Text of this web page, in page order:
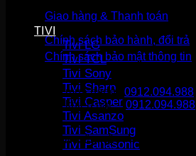
TIVI
Tivi LG
Tivi TCL
Tivi Sony
Tivi Sharp
Tivi Casper
Tivi Asanzo
Tivi SamSung
Tivi Panasonic
Giao hàng & Thanh toán
Chính sách bảo hành, đổi trả
Chính sách bảo mật thông tin
Gọi mua hàng 0912.094.988
Gọi khiếu nại 0912.094.988
THÔNG TIN LIÊN HỆ